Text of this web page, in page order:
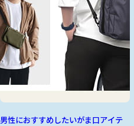
男性におすすめしたいがま口アイテ